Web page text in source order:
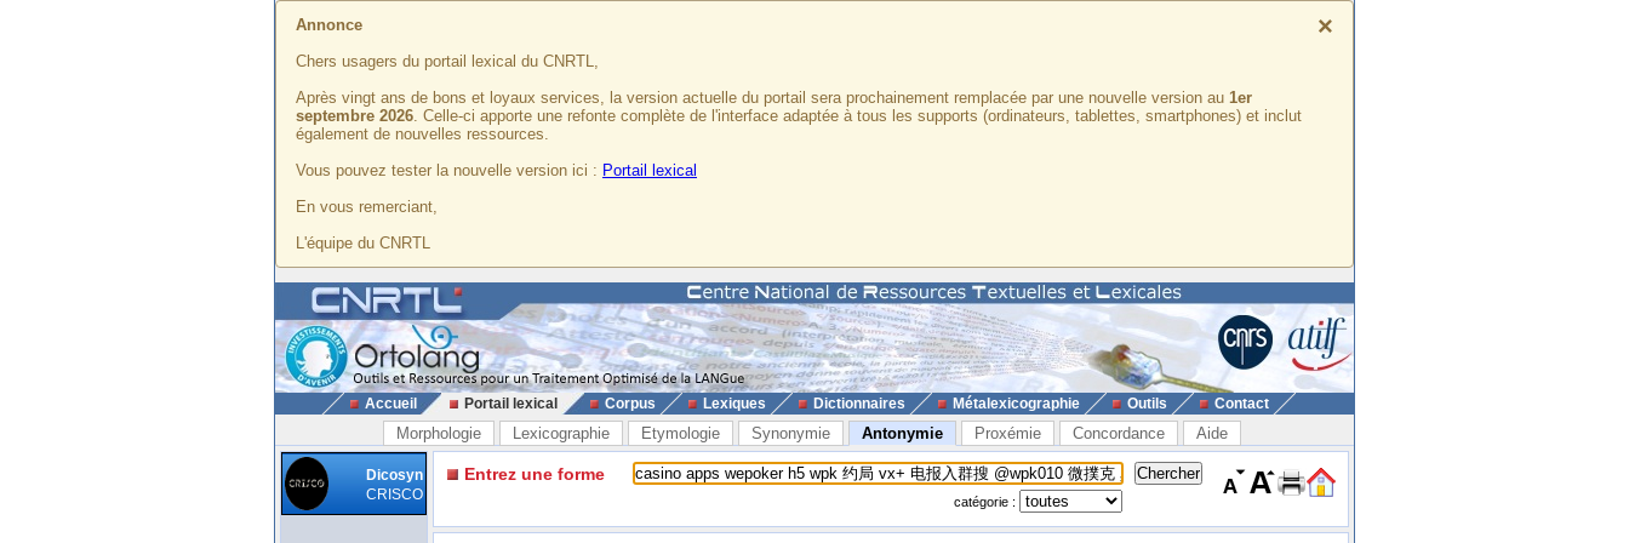
×
Annonce
Chers usagers du portail lexical du CNRTL,
Après vingt ans de bons et loyaux services, la version actuelle du portail sera prochainement remplacée par une nouvelle version au 1er
septembre 2026. Celle-ci apporte une refonte complète de l'interface adaptée à tous les supports (ordinateurs, tablettes, smartphones) et inclut
également de nouvelles ressources.
Vous pouvez tester la nouvelle version ici : Portail lexical
En vous remerciant,
L'équipe du CNRTL
Accueil Portail lexical Corpus Lexiques Dictionnaires Métalexicographie Outils Contact
Morphologie Lexicographie Etymologie Synonymie Antonymie Proxémie Concordance Aide
Dicosyn
CRISCO
Entrez une forme
catégorie :